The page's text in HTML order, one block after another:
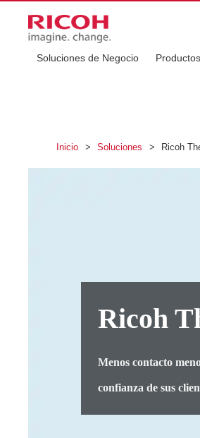
Soluciones de Negocio
Inicio > Soluciones > Ricoh
Ricoh
Menos contacto
confianza de sus